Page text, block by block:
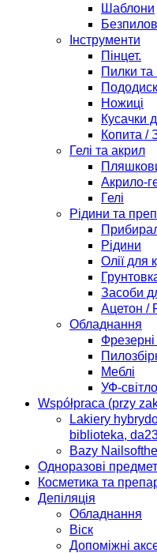
Шаблони
Інструменти
Пінцет.
Пилки
Пододиск
Ножиці
Кусачки
Копита /
Гелі та акрил
Акрило-
Гелі
Рідини та
Рідини
Олії для
Засоби
Ацетон /
Обладнання
Меблі
УФ-
Współpraca (przy
Lakiery
biblioteka,
Bazy
Одноразові
Косметика та
Депіляція
Обладнання
Віск
Допоміжні